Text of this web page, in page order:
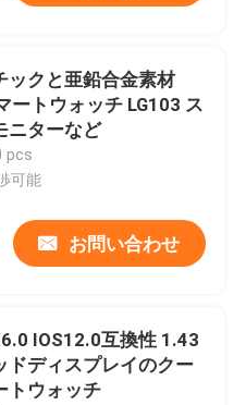
ックと亜鉛合金素材
ートウォッチ LG103 ス
ニターなど
pcs
可能
お問い合わせ
IOS12.0互換性 1.43
ドディスプレイのクー
トウォッチ